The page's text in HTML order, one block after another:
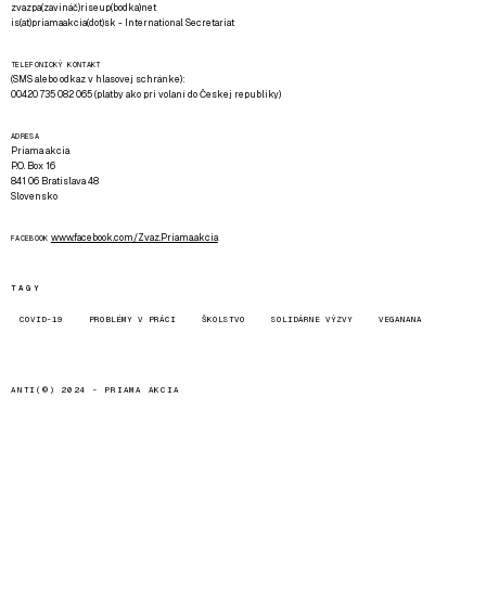
zvazpa(zavináč)riseup(bodka)net
is(at)priamaakcia(dot)sk - International Secretariat
TELEFONICKÝ KONTAKT
(SMS alebo odkaz v hlasovej schránke):
00420 735 082 065 (platby ako pri volaní do Českej republiky)
ADRESA
Priama akcia
P.O. Box 16
841 06 Bratislava 48
Slovensko
FACEBOOK www.facebook.com/Zvaz.Priama.akcia
TAGY
COVID-19 PROBLÉMY V PRÁCI ŠKOLSTVO SOLIDÁRNE VÝZVY VEGANANA
ANTI(©) 2024 - PRIAMA AKCIA